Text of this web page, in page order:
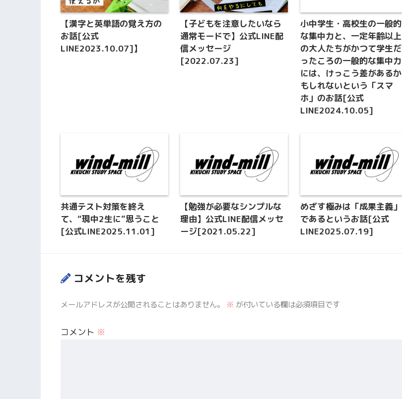
【漢字と英単語の覚え方の
お話[公式
LINE2023.10.07]】
【子どもを注意したいなら
通常モードで】公式LINE配
信メッセージ
[2022.07.23]
小中学生・高校生の一般的
な集中力と、一定年齢以上
の大人たちがかつて学生だ
ったころの一般的な集中力
には、けっこう差があるか
もしれないという「スマ
ホ」のお話[公式
LINE2024.10.05]
共通テスト対策を終え
て、“現中2生に”思うこと
[公式LINE2025.11.01]
【勉強が必要なシンプルな
理由】公式LINE配信メッセ
ージ[2021.05.22]
めざす極みは「成果主義」
であるというお話[公式
LINE2025.07.19]
コメントを残す
メールアドレスが公開されることはありません。 ※ が付いている欄は必須項目です
コメント ※